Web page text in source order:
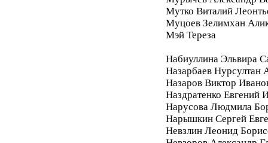
Мутко Виталий
Муцоев Зелимхан
Мэй Тереза
Набиуллина Эльвира
Назарбаев Нурсултан
Назаров Виктор
Наздратенко Евгений
Нарусова Людмила
Нарышкин Сергей
Невзлин Леонид